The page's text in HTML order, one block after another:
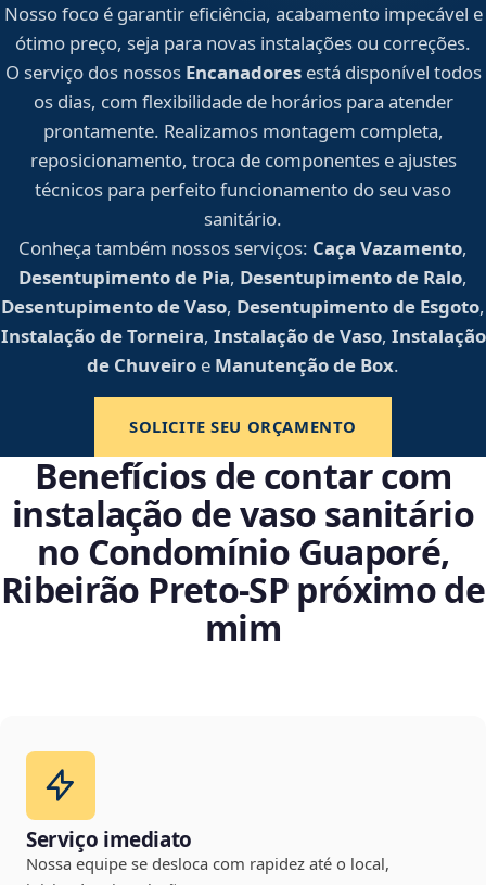
Nosso foco é garantir eficiência, acabamento impecável e
ótimo preço, seja para novas instalações ou correções.
O serviço dos nossos Encanadoresestá disponível todos
os dias, com flexibilidade de horários para atender
prontamente. Realizamos montagem completa,
reposicionamento, troca de componentes e ajustes
técnicos para perfeito funcionamento do seu vaso
sanitário.
Conheça também nossos serviços: Caça Vazamento,
Desentupimento de Pia, Desentupimento de Ralo,
Desentupimento de Vaso, Desentupimento de Esgoto,
Instalação de Torneira, Instalação de Vaso, Instalação
de Chuveiro e Manutenção de Box.
SOLICITE SEU ORÇAMENTO
Benefícios de contar com
instalação de vaso sanitário
no Condomínio Guaporé,
Ribeirão Preto‑SP próximo de
mim
Serviço imediato
Nossa equipe se desloca com rapidez até o local,